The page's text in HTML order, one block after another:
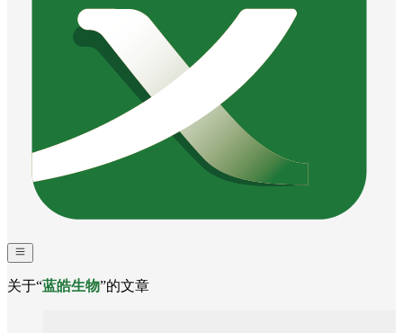
关于“蓝皓生物”的文章